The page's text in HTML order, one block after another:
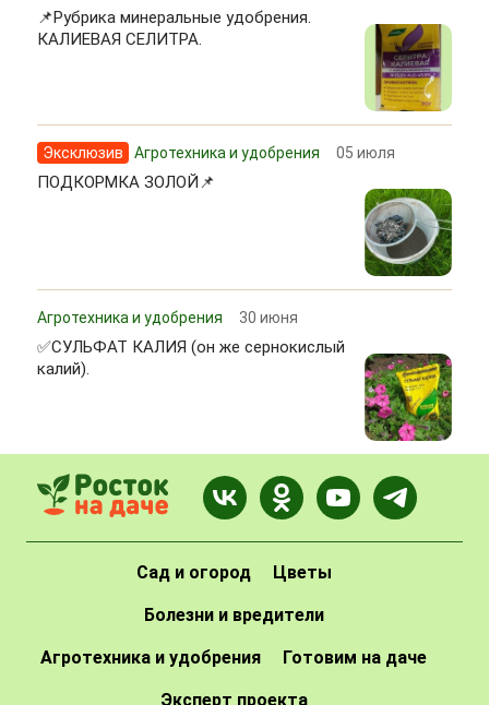
📌Рубрика минеральные удобрения.
КАЛИЕВАЯ СЕЛИТРА.
Эксклюзив Агротехника и удобрения 05 июля
ПОДКОРМКА ЗОЛОЙ📌
Агротехника и удобрения 30 июня
✅СУЛЬФАТ КАЛИЯ (он же сернокислый
калий).
Сад и огород Цветы
Болезни и вредители
Агротехника и удобрения Готовим на даче
Эксперт проекта